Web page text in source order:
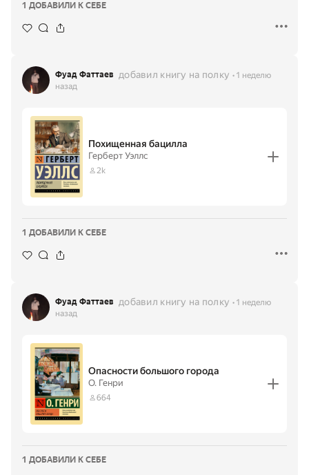
1 ДОБАВИЛИ К СЕБЕ
Фуад Фаттаев добавил книгу на полку
1 неделю
назад
Похищенная бацилла
Герберт Уэллс
2k
1 ДОБАВИЛИ К СЕБЕ
Фуад Фаттаев добавил книгу на полку
1 неделю
назад
Опасности большого города
О. Генри
664
1 ДОБАВИЛИ К СЕБЕ